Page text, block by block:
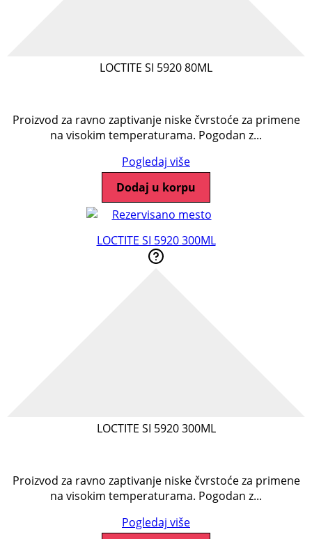
LOCTITE SI 5920 80ML
Proizvod za ravno zaptivanje niske čvrstoće za primene
na visokim temperaturama. Pogodan z...
Pogledaj više
Dodaj u korpu
LOCTITE SI 5920 300ML
LOCTITE SI 5920 300ML
Proizvod za ravno zaptivanje niske čvrstoće za primene
na visokim temperaturama. Pogodan z...
Pogledaj više